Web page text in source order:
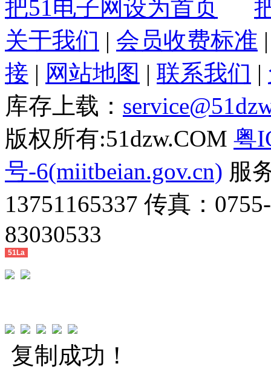
把51电子网设为首页
关于我们 | 会员收费标准
接 | 网站地图 | 联系我们 |
库存上载：
版权所有:51dzw.COM 粤
号-6(miitbeian.gov.cn) 服
13751165337 传真：
83030533
51La
复制成功！